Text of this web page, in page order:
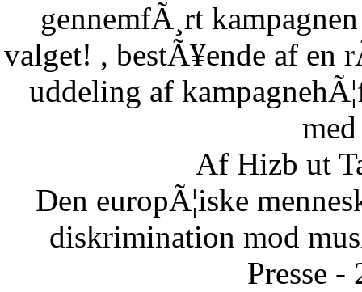
gennemfÃ¸rt
valget! , bestÃ¥ende af en
uddeling af
Af Hizb ut
Den europÃ¦iske
diskrimination mod
Presse -